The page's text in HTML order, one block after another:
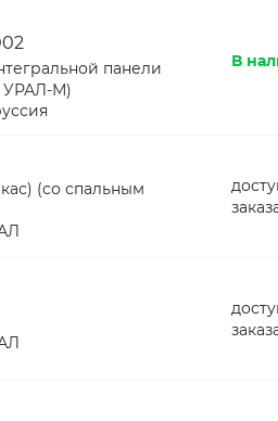
панели
УРАЛ-М)
В
(со спальным